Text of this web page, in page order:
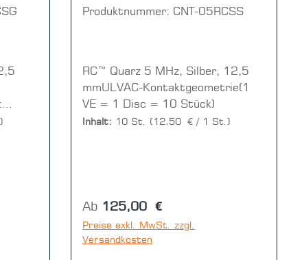
<
Produktnummer: CNT-05RCSS
RC™ Quarz 5 MHz, Silber, 12,5
mmULVAC-Kontaktgeometrie(1
VE = 1 Disc = 10 Stück)
Inhalt: 10 St. (12,50 € / 1 St.)
Regulärer Preis:
Ab 125,00 €
Preise exkl. MwSt. zzgl.
Versandkosten